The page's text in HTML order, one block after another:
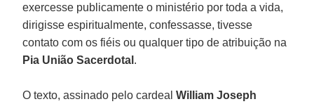
exercesse publicamente o ministério por toda a vida,
dirigisse espiritualmente, confessasse, tivesse
contato com os fiéis ou qualquer tipo de atribuição na
Pia União Sacerdotal .
O texto, assinado pelo cardealWilliam Joseph